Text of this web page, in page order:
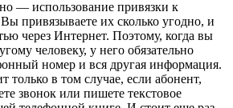
— использование привязки к
привязываете их сколько угодно, и
через Интернет. Поэтому, когда вы
человеку, у него обязательно
номер и вся другая информация.
только в том случае, если абонент,
звонок или пишете текстовое